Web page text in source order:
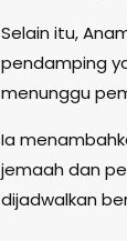
Selain itu,
pendamping
menunggu
Ia
jemaah dan
dijadwalkan